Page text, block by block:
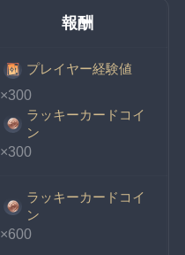
報酬
プレイヤー経験値
×300
ラッキーカードコイ
ン
×300
ラッキーカードコイ
ン
×600